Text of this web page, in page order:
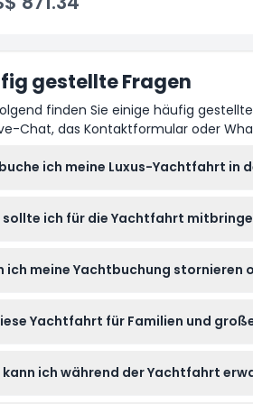
gestellte Fragen
finden Sie einige häufig
Chat, das Kontaktformular oder
ich meine Luxus-Yachtfahrt in
Datum sowie die Dauer
sollte ich für die Yachtfahrt
je nach Saison eine leichte Jacke,
ich meine Yachtbuchung stornieren
wenn sie mindestens 24
Yachtfahrt für Familien und
kann ich während der Yachtfahrt